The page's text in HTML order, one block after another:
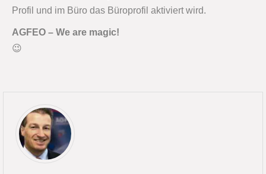
Profil und im Büro das Büroprofil aktiviert wird.
AGFEO – We are magic!
😉